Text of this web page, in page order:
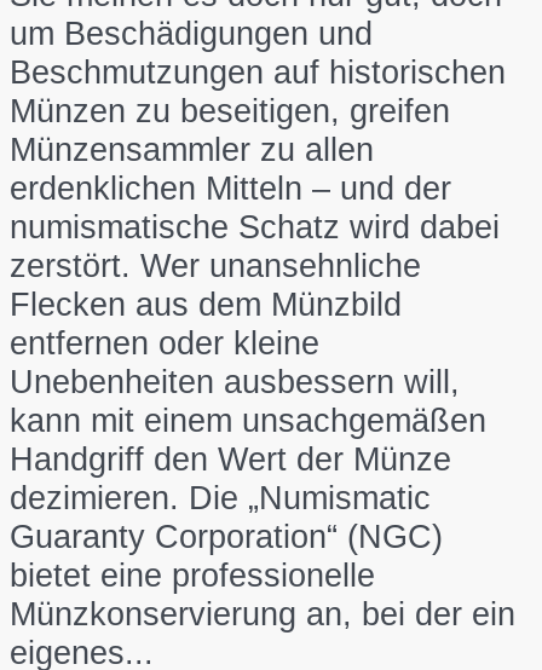
um Beschädigungen und
Beschmutzungen auf historischen
Münzen zu beseitigen, greifen
Münzensammler zu allen
erdenklichen Mitteln – und der
numismatische Schatz wird dabei
zerstört. Wer unansehnliche
Flecken aus dem Münzbild
entfernen oder kleine
Unebenheiten ausbessern will,
kann mit einem unsachgemäßen
Handgriff den Wert der Münze
dezimieren. Die „Numismatic
Guaranty Corporation“ (NGC)
bietet eine professionelle
Münzkonservierung an, bei der ein
eigenes...